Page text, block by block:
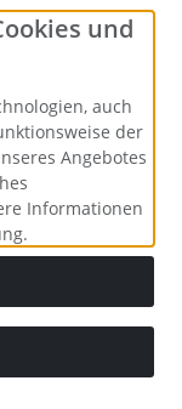
bisherigen Preis
und
auch
der
Angebotes
Informationen